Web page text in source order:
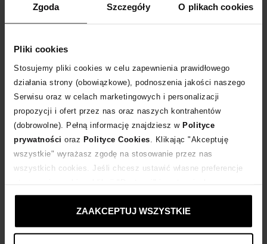
Zgoda Szczegóły O plikach cookies
Pliki cookies
Stosujemy pliki cookies w celu zapewnienia prawidłowego
działania strony (obowiązkowe), podnoszenia jakości naszego
Serwisu oraz w celach marketingowych i personalizacji
propozycji i ofert przez nas oraz naszych kontrahentów
(dobrowolne). Pełną informację znajdziesz w Polityce
prywatności oraz Polityce Cookies . Klikając "Akceptuję
wszystkie" wyrażasz zgodę na stosowanie przez nas
wszystkich cookies. Jeśli chcesz ustawić własne preferencje
ustawienia prywatności.
ZAAKCEPTUJ WSZYSTKIE